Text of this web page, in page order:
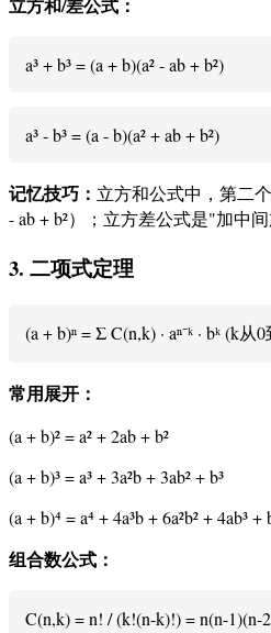
立方和/差公式：
a³ + b³ = (a + b)(a² - ab + b²)
a³ - b³ = (a - b)(a² + ab + b²)
记忆技巧： 立方和公式中，第二
- ab + b²）；立方差公式是"加中间
3. 二项式定理
(a + b)ⁿ = Σ C(n,k) · aⁿ⁻ᵏ · bᵏ (k从
常用展开：
(a + b)² = a² + 2ab + b²
(a + b)³ = a³ + 3a²b + 3ab² + b³
(a + b)⁴ = a⁴ + 4a³b + 6a²b² + 4ab³ +
组合数公式：
C(n,k) = n! / (k!(n-k)!) = n(n-1)(n-